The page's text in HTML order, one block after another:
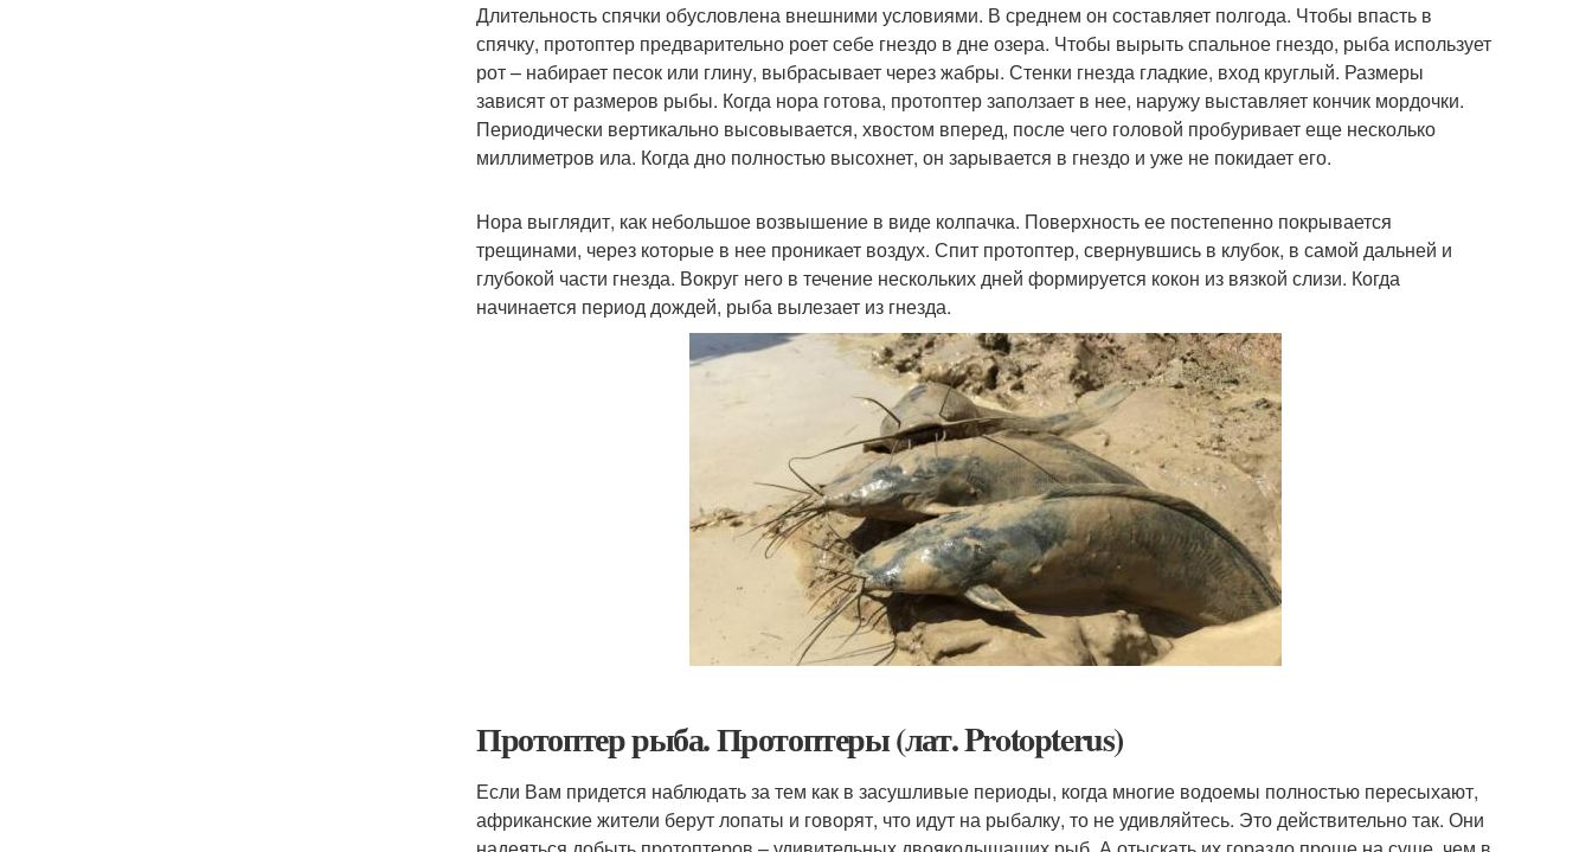
Длительность спячки обусловлена внешними условиями. В среднем он составляет полгода. Чтобы впасть в
спячку, протоптер предварительно роет себе гнездо в дне озера. Чтобы вырыть спальное гнездо, рыба использует
рот – набирает песок или глину, выбрасывает через жабры. Стенки гнезда гладкие, вход круглый. Размеры
зависят от размеров рыбы. Когда нора готова, протоптер заползает в нее, наружу выставляет кончик мордочки.
Периодически вертикально высовывается, хвостом вперед, после чего головой пробуривает еще несколько
миллиметров ила. Когда дно полностью высохнет, он зарывается в гнездо и уже не покидает его.
Нора выглядит, как небольшое возвышение в виде колпачка. Поверхность ее постепенно покрывается
трещинами, через которые в нее проникает воздух. Спит протоптер, свернувшись в клубок, в самой дальней и
глубокой части гнезда. Вокруг него в течение нескольких дней формируется кокон из вязкой слизи. Когда
начинается период дождей, рыба вылезает из гнезда.
Протоптер рыба. Протоптеры (лат. Protopterus)
Если Вам придется наблюдать за тем как в засушливые периоды, когда многие водоемы полностью пересыхают,
африканские жители берут лопаты и говорят, что идут на рыбалку, то не удивляйтесь. Это действительно так. Они